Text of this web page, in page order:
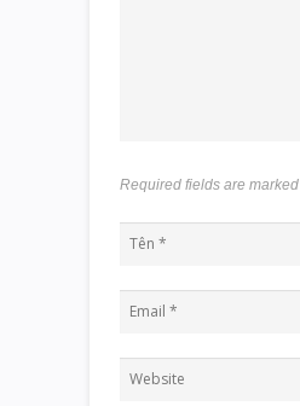
Required fields are marked